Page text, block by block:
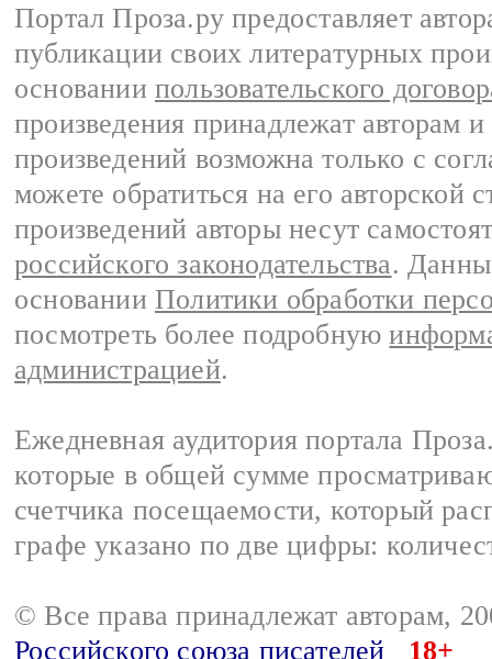
Портал Проза.ру предоставляет
публикации своих литературных
основании пользовательского
произведения принадлежат авторам
произведений возможна только с
можете обратиться на его авторской
произведений авторы несут
российского законодательства.
основании Политики обработки
посмотреть более подробную
администрацией.
Ежедневная аудитория портала
которые в общей сумме
счетчика посещаемости, который
графе указано по две цифры:
© Все права принадлежат авторам,
Российского союза писателей
18+